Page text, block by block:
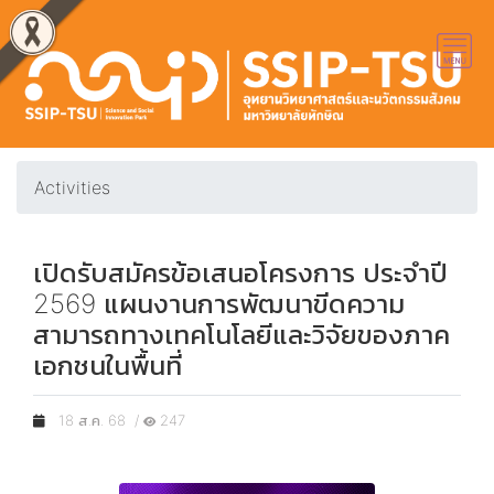
Activities
เปิดรับสมัครข้อเสนอโครงการ ประจำปี
2569 แผนงานการพัฒนาขีดความ
สามารถทางเทคโนโลยีและวิจัยของภาค
เอกชนในพื้นที่
18 ส.ค. 68 / 247